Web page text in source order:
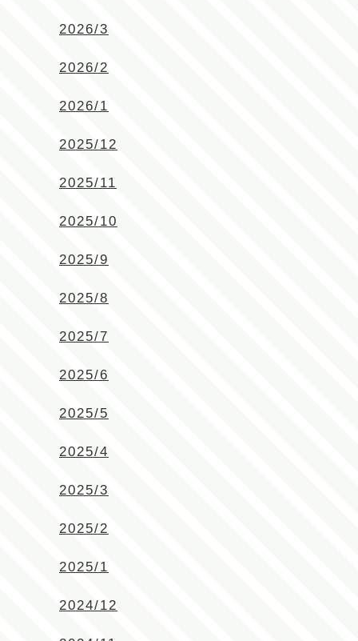
2026/3
2026/2
2026/1
2025/12
2025/11
2025/10
2025/9
2025/8
2025/7
2025/6
2025/5
2025/4
2025/3
2025/2
2025/1
2024/12